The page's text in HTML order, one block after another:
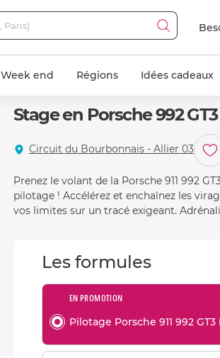
Week end Régions Idées cadeaux
Stage en Porsche 992
Circuit du Bourbonnais - Allier 03
Prenez le volant de la Porsche 911 992
pilotage ! Accélérez et enchaînez les
vos limites sur un tracé exigeant.
Les formules
EN PROMOTION
Pilotage Porsche 911 992 GT3